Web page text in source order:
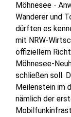
Möhnesee -
Wanderer und
dürften es
mit NRW-
offiziellem
Möhnesee-
schließen soll.
Meilenstein im
nämlich der